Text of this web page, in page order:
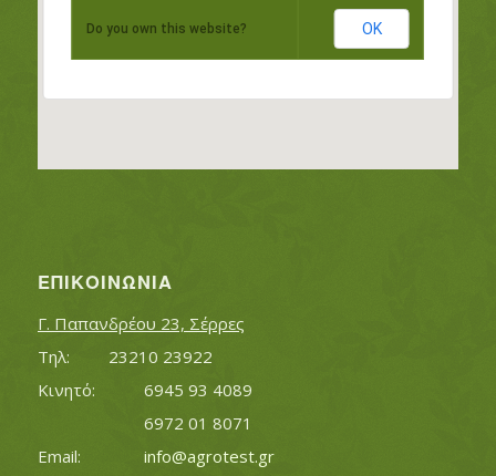
Do you own this website? OK
ΕΠΙΚΟΙΝΩΝΊΑ
Γ. Παπανδρέου 23, Σέρρες
Τηλ:		23210 23922
Κινητό:		6945 93 4089
			6972 01 8071
info@agrotest.gr